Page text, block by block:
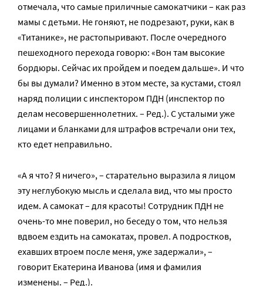
отмечала, что самые приличные самокатчики – как раз
мамы с детьми. Не гоняют, не подрезают, руки, как в
«Титанике», не растопыривают. После очередного
пешеходного перехода говорю: «Вон там высокие
бордюры. Сейчас их пройдем и поедем дальше». И что
бы вы думали? Именно в этом месте, за кустами, стоял
наряд полиции с инспектором ПДН (инспектор по
делам несовершеннолетних. – Ред.). С усталыми уже
лицами и бланками для штрафов встречали они тех,
кто едет неправильно.
«А я что? Я ничего», – старательно выразила я лицом
эту неглубокую мысль и сделала вид, что мы просто
идем. А самокат – для красоты! Сотрудник ПДН не
очень-то мне поверил, но беседу о том, что нельзя
вдвоем ездить на самокатах, провел. А подростков,
ехавших втроем после меня, уже задержали», –
говорит Екатерина Иванова (имя и фамилия
изменены. – Ред.).